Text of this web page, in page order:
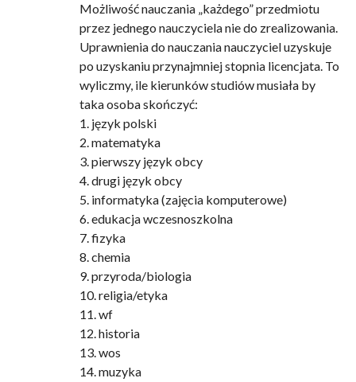
Możliwość nauczania „każdego” przedmiotu
przez jednego nauczyciela nie do zrealizowania.
Uprawnienia do nauczania nauczyciel uzyskuje
po uzyskaniu przynajmniej stopnia licencjata. To
wyliczmy, ile kierunków studiów musiała by
taka osoba skończyć:
1. język polski
2. matematyka
3. pierwszy język obcy
4. drugi język obcy
5. informatyka (zajęcia komputerowe)
6. edukacja wczesnoszkolna
7. fizyka
8. chemia
9. przyroda/biologia
10. religia/etyka
11. wf
12. historia
13. wos
14. muzyka